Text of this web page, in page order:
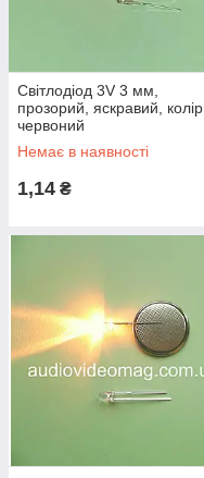
Світлодіод 3V 3 мм,
прозорий, яскравий, колір
червоний
Немає в наявності
1,14 ₴